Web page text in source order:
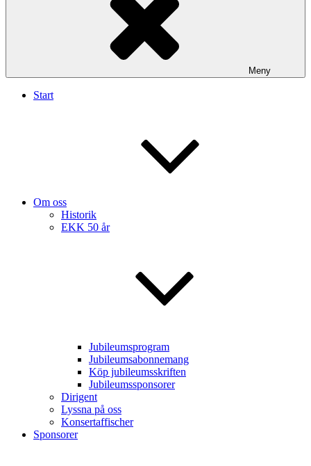
Meny
Start
Om oss
Historik
EKK 50 år
Jubileumsprogram
Jubileumsabonnemang
Köp jubileumsskriften
Jubileumssponsorer
Dirigent
Lyssna på oss
Konsertaffischer
Sponsorer